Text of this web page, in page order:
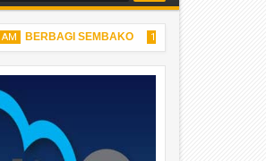
BERBAGI SEMBAKO 10:05 AM